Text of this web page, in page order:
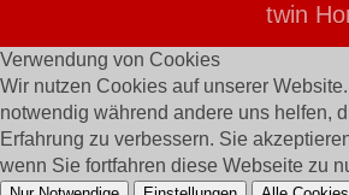
twin
Verwendung von Cookies
Wir nutzen Cookies auf unserer
notwendig während andere uns helfen,
Erfahrung zu verbessern. Sie
wenn Sie fortfahren diese Webseite zu